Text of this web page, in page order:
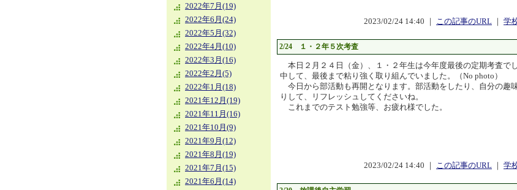
2022年7月(19)
2022年6月(24)
2022年5月(32)
2022年4月(10)
2022年3月(16)
2022年2月(5)
2022年1月(18)
2021年12月(19)
2021年11月(16)
2021年10月(9)
2021年9月(12)
2021年8月(19)
2021年7月(15)
2021年6月(14)
2023/02/24 14:40 ｜ この記事のURL 学
2/24 １・２年５次考査
本日２月２４日（金）、１・２年生は今年度最後の定期考査で
中して、最後まで粘り強く取り組んでいました。（No photo）
今日から部活動も再開となります。部活動をしたり、自分の趣
りして、リフレッシュしてくださいね。
これまでのテスト勉強等、お疲れ様でした。
2023/02/24 14:40 ｜ この記事のURL 学